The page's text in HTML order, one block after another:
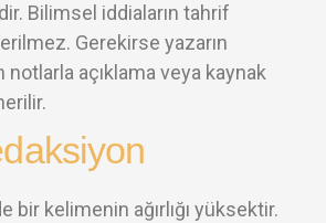
Bilimsel iddiaların tahrif
Gerekirse yazarın
açıklama veya kaynak
bir kelimenin ağırlığı yüksektir.